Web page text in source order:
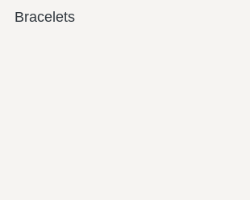
Bracelets